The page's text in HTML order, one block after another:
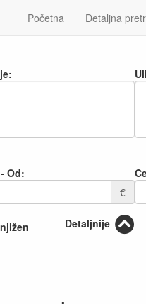
Početna Detaljna
Od:
€
Detaljnije